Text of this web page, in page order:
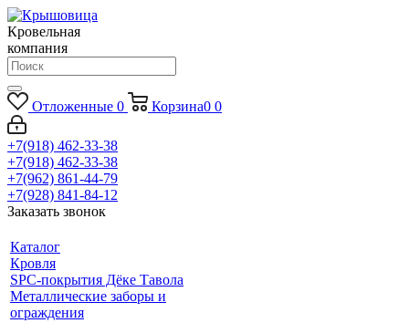
Кровельная
компания
Отложенные 0 Корзина0 0
+7(918) 462-33-38
+7(918) 462-33-38
+7(962) 861-44-79
+7(928) 841-84-12
Заказать звонок
Каталог
Кровля
SPC-покрытия Дёке Тавола
Металлические заборы и
ограждения